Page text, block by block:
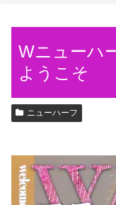
Wニューハ
ようこそ
ニューハーフ